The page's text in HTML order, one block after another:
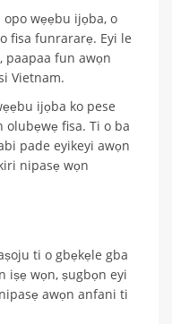
opo wẹẹbu ijọba, o
fisa funrararẹ. Eyi le
paapaa fun awọn
Vietnam.
ijọba ko pese
fisa. Ti o ba
pade eyikeyi awọn
nipasẹ wọn
ti o gbẹkẹle gba
iṣẹ wọn, ṣugbọn eyi
awọn anfani ti